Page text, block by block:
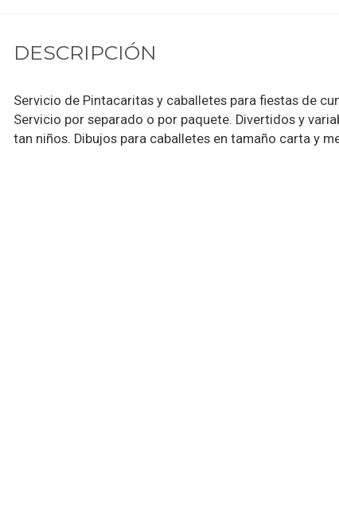
DESCRIPCIÓN
Servicio de Pintacaritas y caballetes para fiestas de
Servicio por separado o por paquete. Divertidos y
tan niños. Dibujos para caballetes en tamaño carta y